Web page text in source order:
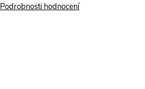
Podrobnosti hodnocení